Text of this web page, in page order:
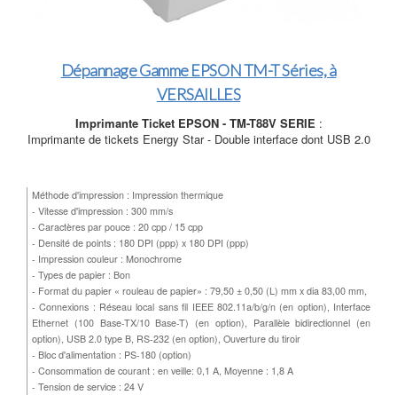
Dépannage Gamme EPSON TM-T Séries, à
VERSAILLES
Imprimante Ticket EPSON - TM-T88V SERIE :
Imprimante de tickets Energy Star - Double interface dont USB 2.0
Méthode d'impression : Impression thermique
- Vitesse d'impression : 300 mm/s
- Caractères par pouce : 20 cpp / 15 cpp
- Densité de points : 180 DPI (ppp) x 180 DPI (ppp)
- Impression couleur : Monochrome
- Types de papier : Bon
- Format du papier « rouleau de papier» : 79,50 ± 0,50 (L) mm x dia 83,00 mm,
- Connexions : Réseau local sans fil IEEE 802.11a/b/g/n (en option), Interface
Ethernet (100 Base-TX/10 Base-T) (en option), Parallèle bidirectionnel (en
option), USB 2.0 type B, RS-232 (en option), Ouverture du tiroir
- Bloc d'alimentation : PS-180 (option)
- Consommation de courant : en veille: 0,1 A, Moyenne : 1,8 A
- Tension de service : 24 V